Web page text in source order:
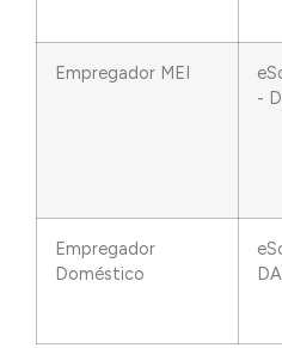
Empregador MEI
-
Empregador
Doméstico